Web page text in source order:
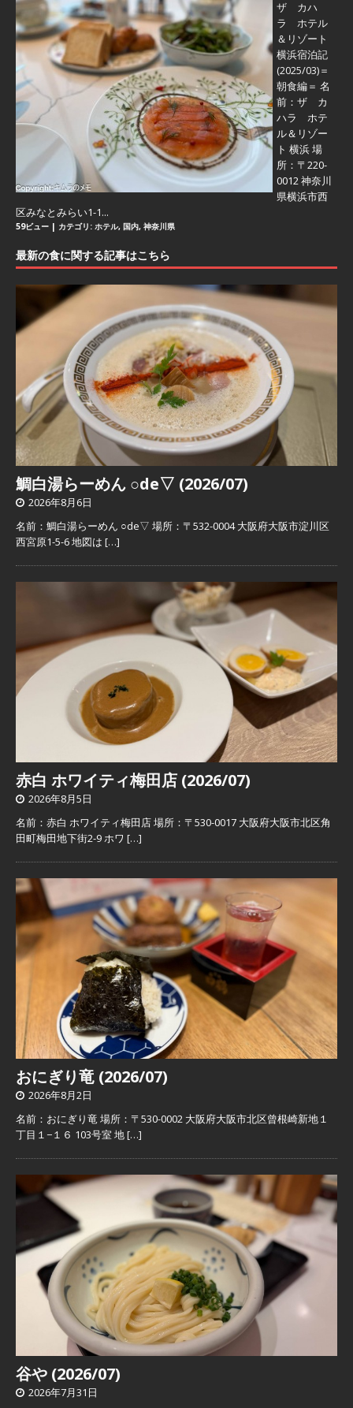
ザ カハ
ラ ホテル
＆リゾート
横浜宿泊記
(2025/03)＝
朝食編＝ 名
前：ザ カ
ハラ ホテ
ル＆リゾー
ト 横浜 場
所：〒220-
0012 神奈川
県横浜市西
区みなとみらい1-1...
59ビュー | カテゴリ: ホテル, 国内, 神奈川県
最新の食に関する記事はこちら
鯛白湯らーめん ○de▽ (2026/07)
2026年8月6日
名前：鯛白湯らーめん ○de▽ 場所：〒532-0004 大阪府大阪市淀川区
西宮原1-5-6 地図は […]
赤白 ホワイティ梅田店 (2026/07)
2026年8月5日
名前：赤白 ホワイティ梅田店 場所：〒530-0017 大阪府大阪市北区角
田町梅田地下街2-9 ホワ […]
おにぎり竜 (2026/07)
2026年8月2日
名前：おにぎり竜 場所：〒530-0002 大阪府大阪市北区曾根崎新地１
丁目１−１６ 103号室 地[…]
谷や (2026/07)
2026年7月31日